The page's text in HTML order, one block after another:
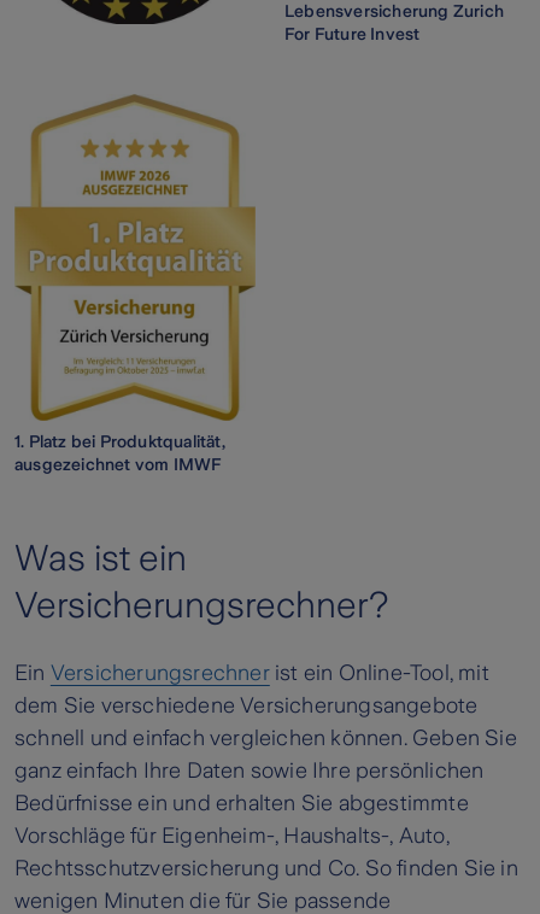
Lebensversicherung Zurich
For Future Invest
1. Platz bei Produktqualität,
ausgezeichnet vom IMWF
Was ist ein
Versicherungsrechner?
Ein Versicherungsrechnerist ein Online-Tool, mit
dem Sie verschiedene Versicherungsangebote
schnell und einfach vergleichen können. Geben Sie
ganz einfach Ihre Daten sowie Ihre persönlichen
Bedürfnisse ein und erhalten Sie abgestimmte
Vorschläge für Eigenheim-, Haushalts-, Auto,
Rechtsschutzversicherung und Co. So finden Sie in
wenigen Minuten die für Sie passende